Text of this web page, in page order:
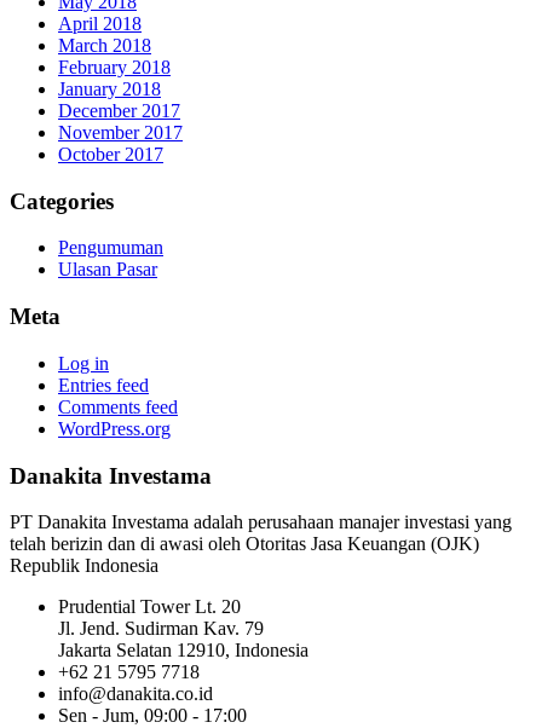
April 2018
March 2018
February 2018
January 2018
December 2017
November 2017
October 2017
Categories
Pengumuman
Ulasan Pasar
Meta
Log in
Entries feed
Comments feed
WordPress.org
Danakita Investama
PT Danakita Investama adalah perusahaan manajer investasi yang
telah berizin dan di awasi oleh Otoritas Jasa Keuangan (OJK)
Republik Indonesia
Prudential Tower Lt. 20
Jl. Jend. Sudirman Kav. 79
Jakarta Selatan 12910, Indonesia
+62 21 5795 7718
info@danakita.co.id
Sen - Jum, 09:00 - 17:00